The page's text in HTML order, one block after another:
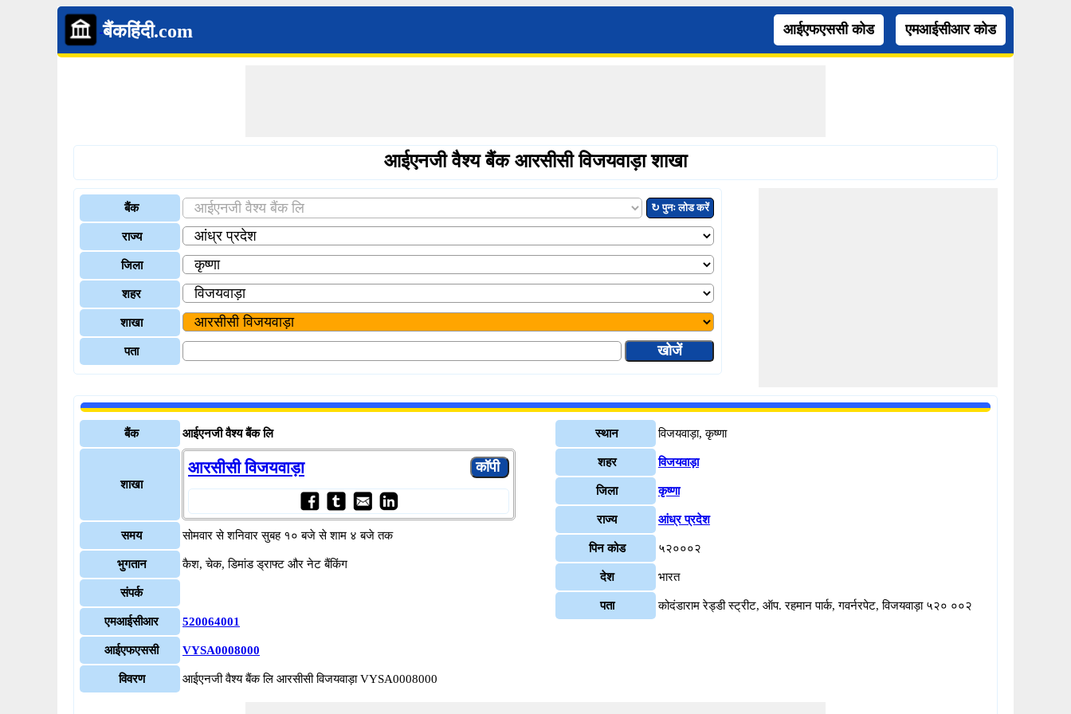
बैंकहिंदी.com आईएफएससी कोड एमआईसीआर कोड
आईएनजी वैश्य बैंक आरसीसी विजयवाड़ा शाखा
बैंक ↻ पुनः लोड करें
राज्य
जिला
शहर
शाखा
पता
बैंक आईएनजी वैश्य बैंक लि
शाखा
आरसीसी विजयवाड़ा
समय सोमवार से शनिवार सुबह १० बजे से शाम ४ बजे तक
भुगतान कैश, चेक, डिमांड ड्राफ्ट और नेट बैंकिंग
संपर्क
एमआईसीआर 520064001
आईएफएससी VYSA0008000
विवरण आईएनजी वैश्य बैंक लि आरसीसी विजयवाड़ा VYSA0008000
स्थान विजयवाड़ा, कृष्णा
शहर विजयवाड़ा
जिला कृष्णा
राज्य आंध्र प्रदेश
पिन कोड ५२०००२
देश भारत
पता कोदंडाराम रेड्डी स्ट्रीट, ऑप. रहमान पार्क, गवर्नरपेट, विजयवाड़ा ५२० ००२